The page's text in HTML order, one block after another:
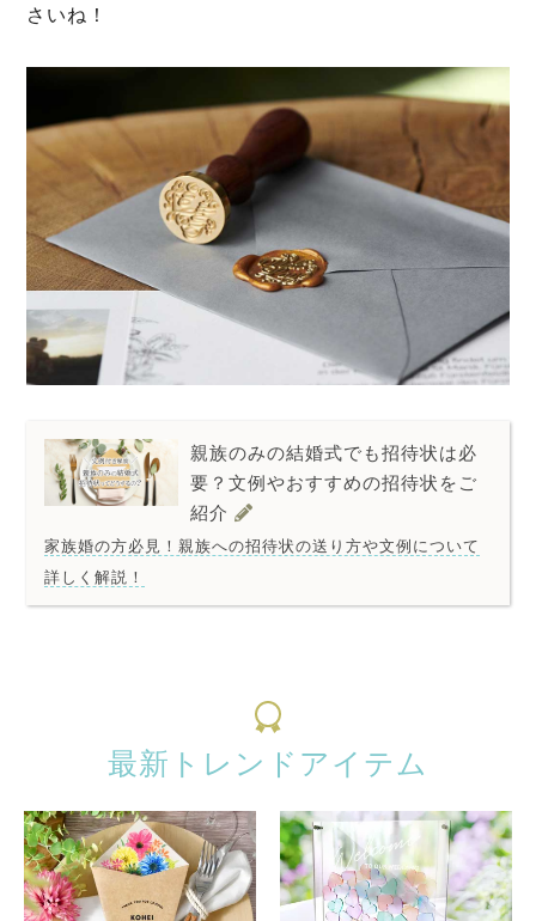
さいね！
親族のみの結婚式でも招待状は必
要？文例やおすすめの招待状をご
紹介
家族婚の方必見！親族への招待状の送り方や文例について
詳しく解説！
最新トレンドアイテム